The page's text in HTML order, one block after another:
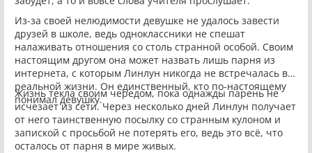
Из-за своей нелюдимости девушке не удалось завести
друзей в школе, ведь одноклассники не спешат
налаживать отношения со столь странной особой. Своим
настоящим другом она может назвать лишь парня из
интернета, с которым Линлун никогда не встречалась в
реальной жизни. Он единственный, кто по-настоящему
понимал девушку.
Жизнь текла своим чередом, пока однажды парень не
исчезает из сети. Через несколько дней Линлун получает
от него таинственную посылку со странным кулоном и
запиской с просьбой не потерять его, ведь это всё, что
осталось от парня в мире живых.